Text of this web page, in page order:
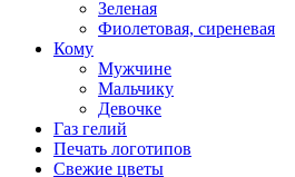
Зеленая
Фиолетовая, сиреневая
Кому
Мужчине
Мальчику
Девочке
Газ гелий
Печать логотипов
Свежие цветы